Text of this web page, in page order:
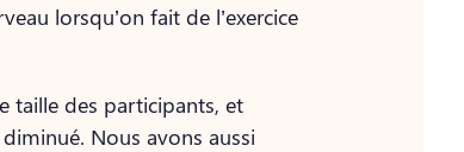
lorsqu’on fait de l’exercice
taille des participants, et
Nous avons aussi